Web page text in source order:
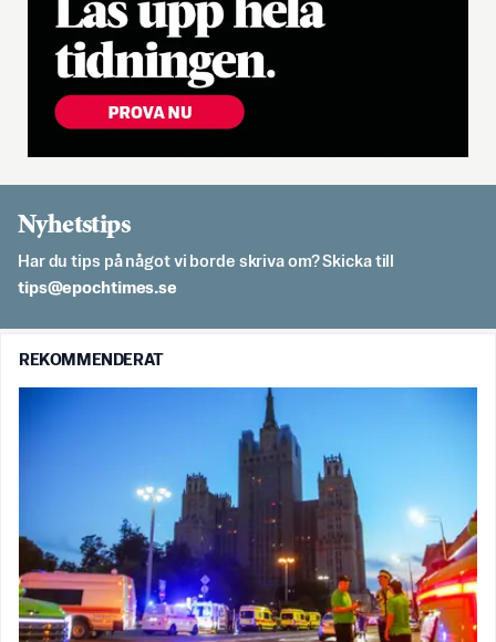
Nyhetstips
Har du tips på något vi borde skriva om? Skicka till
es.semithcope@spit
REKOMMENDERAT